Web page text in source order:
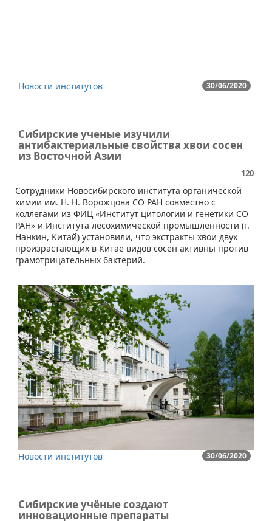
30/06/2020
Новости институтов
Сибирские ученые изучили
антибактериальные свойства хвои сосен
из Восточной Азии
120
​Сотрудники Новосибирского института органической
химии им. Н. Н. Ворожцова СО РАН совместно с
коллегами из ФИЦ «Институт цитологии и генетики СО
РАН» и Института лесохимической промышленности (г.
Нанкин, Китай) установили, что экстракты хвои двух
произрастающих в Китае видов сосен активны против
грамотрицательных бактерий.
30/06/2020
Новости институтов
Сибирские учёные создают
инновационные препараты